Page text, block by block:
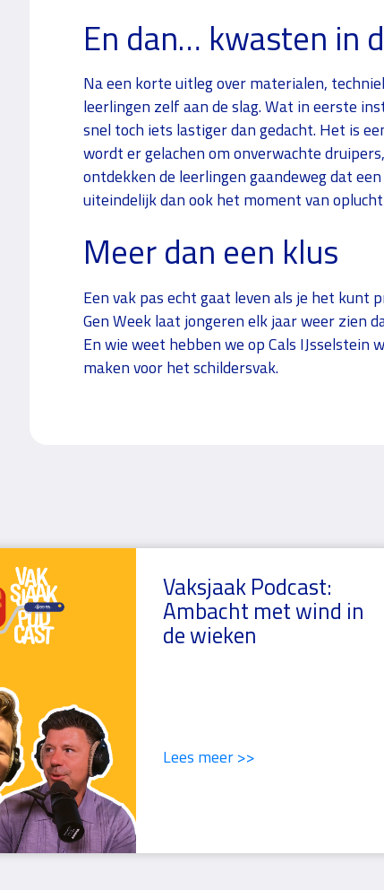
En dan… kwasten in
Na een korte uitleg over materialen,
leerlingen zelf aan de slag. Wat in eerste
snel toch iets lastiger dan gedacht. Het is
wordt er gelachen om onverwachte
ontdekken de leerlingen gaandeweg dat
uiteindelijk dan ook het moment van
Meer dan een klus
Een vak pas echt gaat leven als je het kunt
Gen Week laat jongeren elk jaar weer zien
En wie weet hebben we op Cals
maken voor het schildersvak.
Vaksjaak Podcast:
Ambacht met wind in
de wieken
Lees meer >>